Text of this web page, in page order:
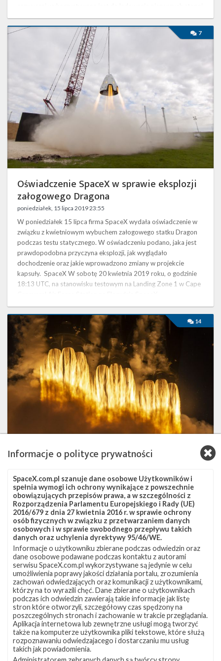
Oświadczenie
7
Oświadczenie SpaceX w sprawie eksplozji
załogowego Dragona
poniedziałek, 15 lipca 2019 23:55
W poniedziałek 15 lipca firma SpaceX wydała oświadczenie w
związku z kwietniowym wybuchem załogowego statku Dragon
podczas testu statycznego. W oświadczeniu podano, jaka jest
prawdopodobna przyczyna eksplozji, jak wyglądało
dochodzenie oraz jakie wprowadzono zmiany w projekcie
kapsuły. SpaceX W sobotę 20 kwietnia 2019 roku, o godzinie
18:13 UTC, na stanowisku testowym na Landing Zone 1 w Cape
Najbliższe
plany
SpaceX
czerwiec
2019
14
Najbliższe plany SpaceX – czerwiec 2019
sobota, 1 czerwca 2019 10:53
W najbliższych tygodniach firma SpaceX planuje
przeprowadzenie dwóch misji, w tym kolejnej przy użyciu rakiety
Falcon Heavy. Z kolei w Teksasie mają odbyć się następne testy
prototypu statku Starship, który tym razem powinien
wznieść się na wysokość około 20 metrów. Na początku
czerwca zakończona zostanie misja CRS-17 , w ramach której
statek towarowy Dragon dostarczył na Międzynarodową Stację
Kosmiczną blisko 2500 kg sprzętu, eksperymentów naukowych i
zapasów dla astronautów. Odłączenie …
Eksplozja
podczas
testu
silników
załogowego
statku
Informacje o polityce prywatności
SpaceX.com.pl szanuje dane osobowe Użytkowników i
spełnia wymogi ich ochrony wynikające z powszechnie
obowiązujących przepisów prawa, a w szczególności z
Rozporządzenia Parlamentu Europejskiego i Rady (UE)
2016/679 z dnia 27 kwietnia 2016 r. w sprawie ochrony
osób fizycznych w związku z przetwarzaniem danych
osobowych i w sprawie swobodnego przepływu takich
danych oraz uchylenia dyrektywy 95/46/WE.
Informacje o użytkowniku zbierane podczas odwiedzin oraz
dane osobowe podawane podczas kontaktu z autorami
serwisu SpaceX.com.pl wykorzystywane są jedynie w celu
umożliwienia poprawy jakości działania portalu, zrozumienia
zachowań odwiedzających oraz komunikacji z użytkownikami,
którzy na to wyrazili chęć. Dane zbierane o użytkownikach
podczas ich odwiedzin zawierają takie informacje jak listę
stron które otworzyli, szczegółowy czas spędzony na
poszczególnych stronach i zachowanie w trakcie przeglądania.
Aplikacja internetowa lub zewnętrzne usługi mogą tworzyć
także na komputerze użytkownika pliki tekstowe, które służą
rozpoznawaniu odwiedzajacego i dostarczaniu mu usług
takich jak powiadomienia.